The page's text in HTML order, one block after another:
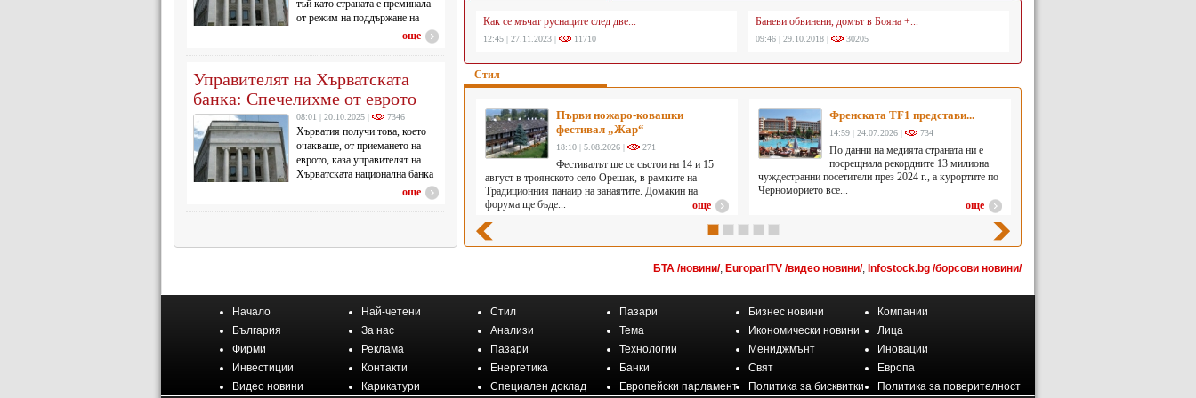
тъй като страната е преминала
от режим на поддържане на
стабилен валутен курс към
още
Управителят на Хърватската
банка: Спечелихме от еврото
08:01 | 20.10.2025 | 7346
Хърватия получи това, което
очакваше, от приемането на
еврото, каза управителят на
Хърватската национална банка
още
Как се мъчат руснаците след две...
12:45 | 27.11.2023 | 11710
Баневи обвинени, домът в Бояна +...
09:46 | 29.10.2018 | 30205
Стил
Първи ножаро-ковашки
фестивал „Жар“
18:10 | 5.08.2026 | 271
Фестивалът ще се състои на 14 и 15
август в троянското село Орешак, в рамките на
Традиционния панаир на занаятите. Домакин на
форума ще бъде...
още
Френската TF1 представи...
14:59 | 24.07.2026 | 734
По данни на медията страната ни е
посрещнала рекордните 13 милиона
чуждестранни посетители през 2024 г., а курортите по
Черноморието все...
още
БТА /новини/, EuroparlTV /видео новини/, Infostock.bg /борсови новини/
Начало Най-четени Стил Пазари Бизнес новини
Компании
България
За нас Анализи Тема Икономически новини
Лица
Фирми
Реклама Пазари Технологии Мениджмънт
Иновации
Инвестиции
Контакти Енергетика Банки Свят
Европа
Видео новини
Карикатури Специален доклад Европейски парламент Политика за бисквитки Политика за поверителност